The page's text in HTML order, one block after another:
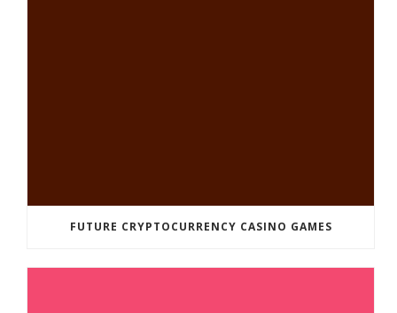
FUTURE CRYPTOCURRENCY CASINO GAMES